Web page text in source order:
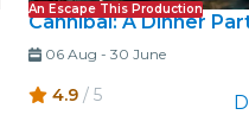
An Escape This Production
Cannibal: A Dinner
06 Aug - 30 June
4.9 / 5